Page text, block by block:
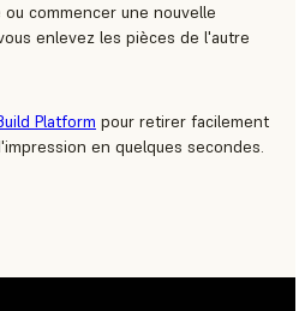
commencer une nouvelle
enlevez les pièces de l'autre
Platform pour retirer facilement
en quelques secondes.